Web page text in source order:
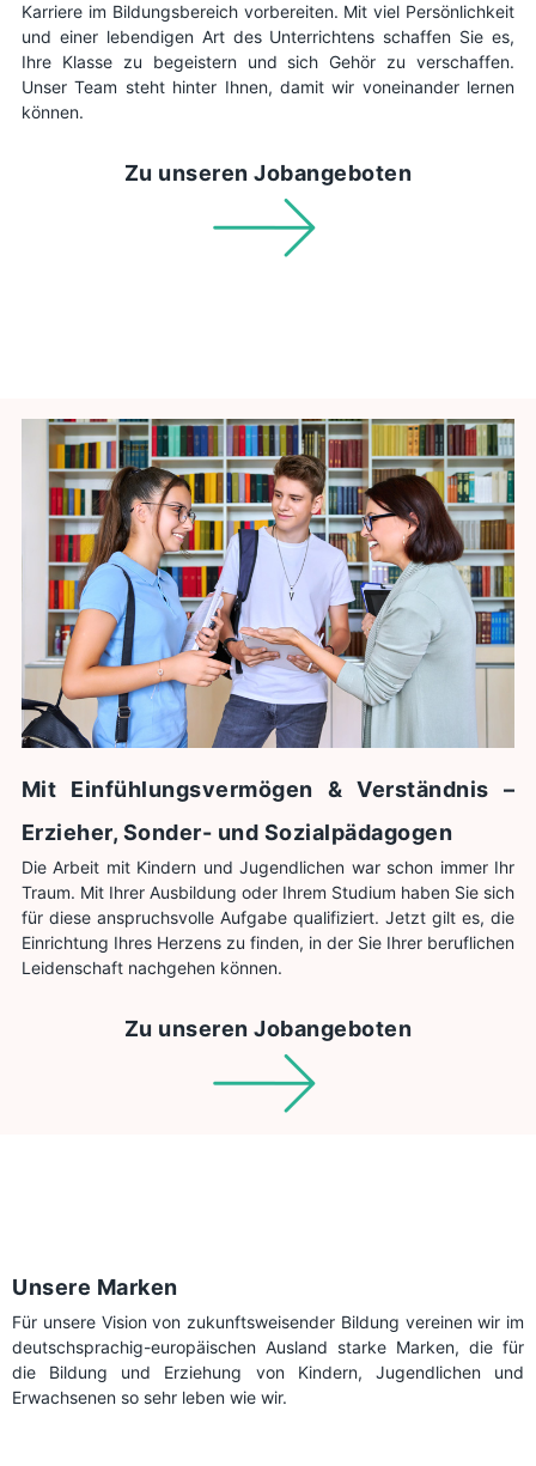
Karriere im Bildungsbereich vorbereiten. Mit viel Persönlichkeit
und einer lebendigen Art des Unterrichtens schaffen Sie es,
Ihre Klasse zu begeistern und sich Gehör zu verschaffen.
Unser Team steht hinter Ihnen, damit wir voneinander lernen
können.
Zu unseren Jobangeboten
Mit Einfühlungsvermögen & Verständnis –
Erzieher, Sonder- und Sozialpädagogen
Die Arbeit mit Kindern und Jugendlichen war schon immer Ihr
Traum. Mit Ihrer Ausbildung oder Ihrem Studium haben Sie sich
für diese anspruchsvolle Aufgabe qualifiziert. Jetzt gilt es, die
Einrichtung Ihres Herzens zu finden, in der Sie Ihrer beruflichen
Leidenschaft nachgehen können.
Zu unseren Jobangeboten
Unsere Marken
Für unsere Vision von zukunftsweisender Bildung vereinen wir im
deutschsprachig-europäischen Ausland starke Marken, die für
die Bildung und Erziehung von Kindern, Jugendlichen und
Erwachsenen so sehr leben wie wir.